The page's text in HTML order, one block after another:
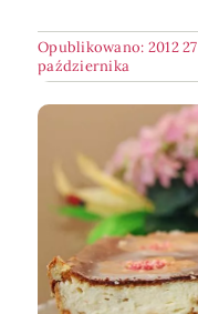
Opublikowano: 2012 27
października